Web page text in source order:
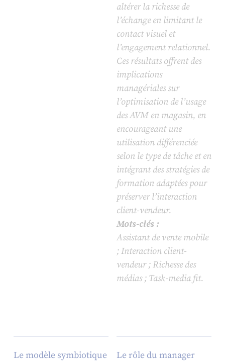
altérer la richesse de
l’échange en limitant le
contact visuel et
l’engagement relationnel.
Ces résultats offrent des
implications
managériales sur
l’optimisation de l’usage
des AVM en magasin, en
encourageant une
utilisation différenciée
selon le type de tâche et en
intégrant des stratégies de
formation adaptées pour
préserver l’interaction
client-vendeur.
Mots-clés :
Assistant de vente mobile
; Interaction client-
vendeur ; Richesse des
médias ; Task-media fit.
Le modèle symbiotique
Le rôle du manager